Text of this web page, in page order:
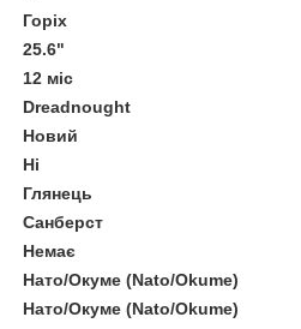
Горіх
25.6"
12 міс
Dreadnought
Новий
Ні
Глянець
Санберст
Немає
Нато/Окуме (Nato/Okume)
Нато/Окуме (Nato/Okume)